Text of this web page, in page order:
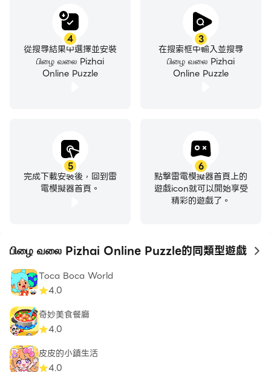
3
在搜索框中輸入並搜尋
பிழை வலை Pizhai
Online Puzzle
4
從搜尋結果中選擇並安裝
பிழை வலை Pizhai
Online Puzzle
5
完成下載安裝後，回到雷
電模擬器首頁。
6
點擊雷電模擬器首頁上的
遊戲icon就可以開始享受
精彩的遊戲了。
பிழை வலை Pizhai Online Puzzle的同類型遊戲 to
Toca Boca World
4.0
奇妙美食餐廳
4.0
皮皮的小鎮生活
4.0